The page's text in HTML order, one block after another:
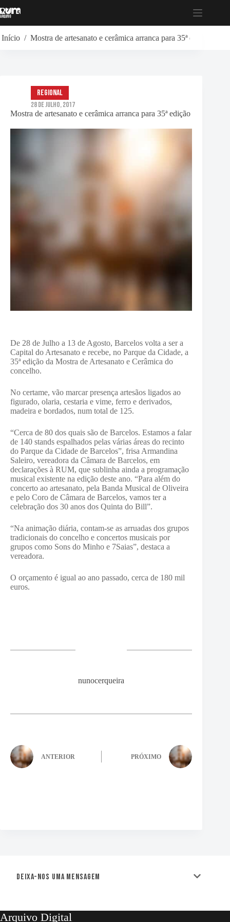
para
Início / Mostra de artesanato e cerâmica arranca para 35ª edição
Mostra de artesanato e cerâmica arranca para 35ª edição
Regional
28 de Julho, 2017
De 28 de Julho a 13 de Agosto, Barcelos volta a ser a
Capital do Artesanato e recebe, no Parque da Cidade, a
35ª edição da Mostra de Artesanato e Cerâmica do
concelho.
No certame, vão marcar presença artesãos ligados ao
figurado, olaria, cestaria e vime, ferro e derivados,
madeira e bordados, num total de 125.
“Cerca de 80 dos quais são de Barcelos. Estamos a falar
de 140 stands espalhados pelas várias áreas do recinto
do Parque da Cidade de Barcelos”, frisa Armandina
Saleiro, vereadora da Câmara de Barcelos, em
declarações à RUM, que sublinha ainda a programação
musical existente na edição deste ano. “Para além do
concerto ao artesanato, pela Banda Musical de Oliveira
e pelo Coro de Câmara de Barcelos, vamos ter a
celebração dos 30 anos dos Quinta do Bill”.
“Na animação diária, contam-se as arruadas dos grupos
tradicionais do concelho e concertos musicais por
grupos como Sons do Minho e 7Saias”, destaca a
vereadora.
O orçamento é igual ao ano passado, cerca de 180 mil
euros.
nunocerqueira
ANTERIOR PRÓXIMO
Deixa-nos uma mensagem
Arquivo Digital